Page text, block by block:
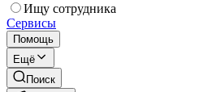
Ищу сотрудника
Сервисы
Помощь
Ещё
Поиск